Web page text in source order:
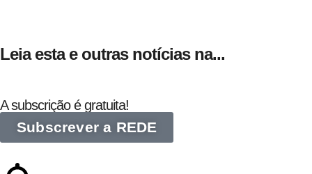
Leia esta e outras notícias na...
A subscrição é gratuita!
Subscrever a REDE